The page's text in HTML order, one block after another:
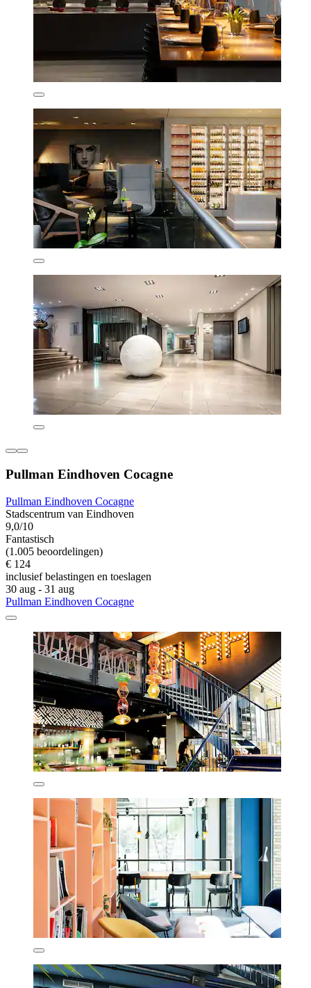
Pullman Eindhoven Cocagne
Pullman Eindhoven Cocagne
Stadscentrum van Eindhoven
9,0/10
Fantastisch
(1.005 beoordelingen)
€ 124
inclusief belastingen en toeslagen
30 aug - 31 aug
Pullman Eindhoven Cocagne